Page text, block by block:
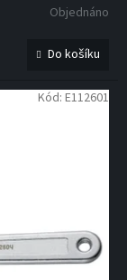
Objednáno
Do košíku
Kód: E112601